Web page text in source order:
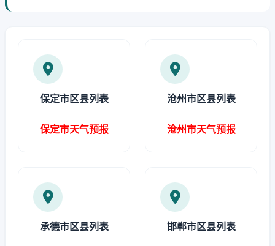
保定市区县列表
保定市天气预报
沧州市区县列表
沧州市天气预报
承德市区县列表 邯郸市区县列表